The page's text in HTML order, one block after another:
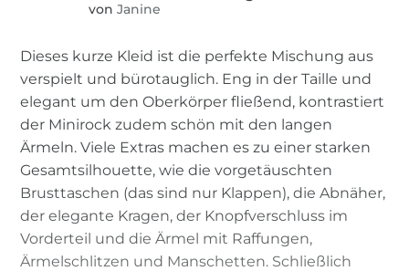
von Janine
Dieses kurze Kleid ist die perfekte Mischung aus
verspielt und bürotauglich. Eng in der Taille und
elegant um den Oberkörper fließend, kontrastiert
der Minirock zudem schön mit den langen
Ärmeln. Viele Extras machen es zu einer starken
Gesamtsilhouette, wie die vorgetäuschten
Brusttaschen (das sind nur Klappen), die Abnäher,
der elegante Kragen, der Knopfverschluss im
Vorderteil und die Ärmel mit Raffungen,
Ärmelschlitzen und Manschetten. Schließlich